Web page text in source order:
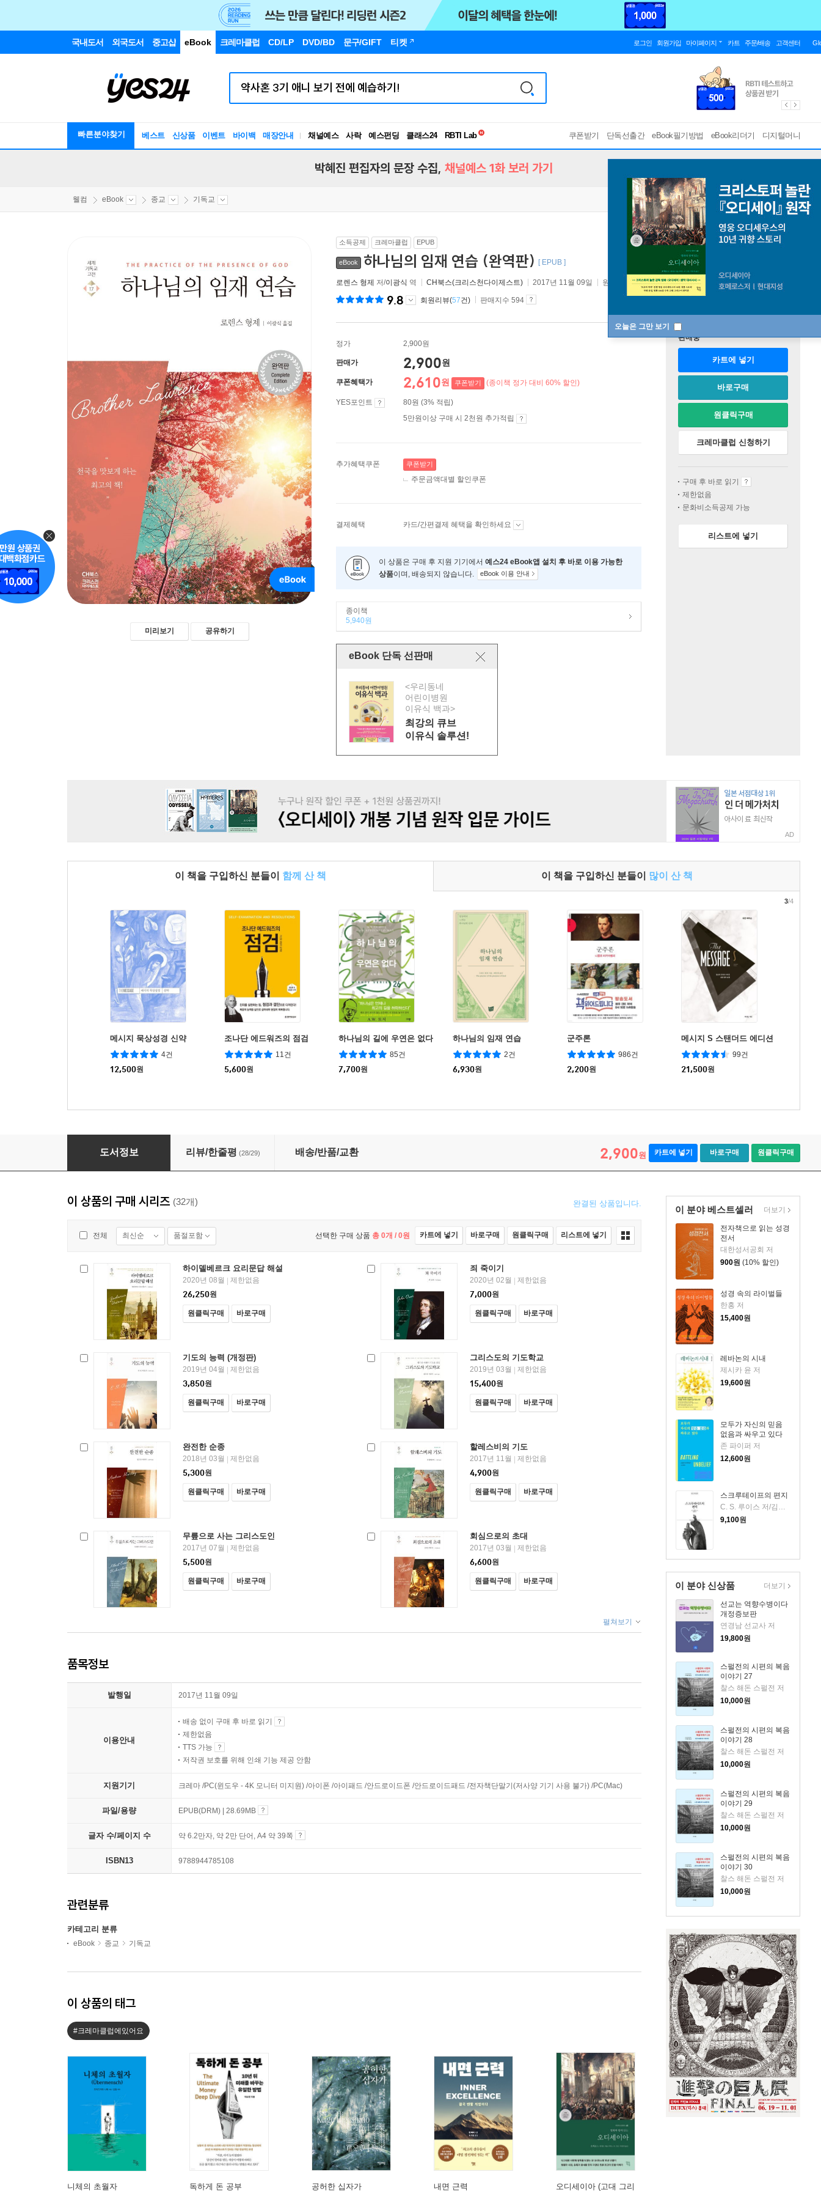
국내도서 외국도서 중고샵 eBook 크레마클럽 CD/LP DVD/BD 문구/GIFT 티켓 로그인 회원가입 마이페이지 카트 주문/배송 고객센터
빠른분야찾기 베스트 신상품 이벤트 바이백 매장안내 채널예스 사락 예스펀딩 클래스24
RBTI Lab
독서유형검사
쿠폰받기 단독선출간 eBook필기방법 eBook리더기 디지털머니
오늘은 그만 보기
박혜진 편집자의 문장 수집, 채널예스 1화 보러 가기
웰컴 eBook 종교 기독교
미리보기 공유하기
소득공제 크레마클럽 EPUB
eBook 하나님의 임재 연습 (완역판) [ EPUB ]
로렌스 형제 저/이광식 역 CH북스(크리스천다이제스트) 2017년 11월 09일 원서 : The Practice of the Presence of God
9.8 회원리뷰(57건) 판매지수 594
정가 2,900원
판매가 2,900원
쿠폰혜택가 2,610원 쿠폰받기 (종이책 정가 대비 60% 할인)
YES포인트
80원 (3% 적립)
5만원이상 구매 시 2천원 추가적립
추가혜택쿠폰 쿠폰받기
주문금액대별 할인쿠폰
결제혜택 카드/간편결제 혜택을 확인하세요
이 상품은 구매 후 지원 기기에서 예스24 eBook앱 설치 후 바로 이용 가능한
상품이며, 배송되지 않습니다. eBook 이용 안내
종이책
5,940원
eBook 단독 선판매
<우리동네
어린이병원
이유식 백과>
최강의 큐브
이유식 솔루션!
판매중
카트에 넣기
바로구매
원클릭구매
크레마클럽 신청하기
구매 후 바로 읽기
제한없음
문화비소득공제 가능
리스트에 넣기
AD
이 책을 구입하신 분들이 함께 산 책 이 책을 구입하신 분들이 많이 산 책
메시지 묵상성경 신약
4건
12,500원
조나단 에드워즈의 점검
11건
5,600원
하나님의 길에 우연은 없다
85건
7,700원
하나님의 임재 연습
2건
6,930원
군주론
986건
2,200원
메시지 S 스탠더드 에디션
99건
21,500원
3/4
하나님의 임재 연습 (완역판)
도서정보 리뷰/한줄평 (28/29) 배송/반품/교환 2,900원 카트에 넣기 바로구매 원클릭구매
이 분야 베스트셀러
전자책으로 읽는 성경
전서
대한성서공회 저
900원 (10% 할인)
성경 속의 라이벌들
한홍 저
15,400원
레바논의 시내
제시카 윤 저
19,600원
모두가 자신의 믿음
없음과 싸우고 있다
존 파이퍼 저
12,600원
스크루테이프의 편지
9,100원
더보기
이 분야 신상품
선교는 역향수병이다
개정증보판
연경남 선교사 저
19,800원
스펄전의 시편의 복음
이야기 27
찰스 해돈 스펄전 저
10,000원
스펄전의 시편의 복음
이야기 28
찰스 해돈 스펄전 저
10,000원
스펄전의 시편의 복음
이야기 29
찰스 해돈 스펄전 저
10,000원
스펄전의 시편의 복음
이야기 30
찰스 해돈 스펄전 저
10,000원
더보기
이 상품의 구매 시리즈 (32개) 완결된 상품입니다.
전체 최신순 품절포함 선택한 구매 상품 총 0개 / 0원 카트에 넣기 바로구매 원클릭구매 리스트에 넣기
하이델베르크 요리문답 해설
2020년 08월
제한없음
26,250원
원클릭구매 바로구매
죄 죽이기
2020년 02월
제한없음
7,000원
원클릭구매 바로구매
기도의 능력 (개정판)
2019년 04월
제한없음
3,850원
원클릭구매 바로구매
그리스도의 기도학교
2019년 03월
제한없음
15,400원
원클릭구매 바로구매
완전한 순종
2018년 03월
제한없음
5,300원
원클릭구매 바로구매
할레스비의 기도
2017년 11월
제한없음
4,900원
원클릭구매 바로구매
무릎으로 사는 그리스도인
2017년 07월
제한없음
5,500원
원클릭구매 바로구매
회심으로의 초대
2017년 03월
제한없음
6,600원
원클릭구매 바로구매
펼쳐보기
품목정보
발행일 2017년 11월 09일
이용안내
배송 없이 구매 후 바로 읽기
제한없음
TTS 가능
저작권 보호를 위해 인쇄 기능 제공 안함
지원기기 크레마 /PC(윈도우 - 4K 모니터 미지원) /아이폰 /아이패드 /안드로이드폰 /안드로이드패드 /전자책단말기(저사양 기기 사용 불가) /PC(Mac)
파일/용량 EPUB(DRM) | 28.69MB
글자 수/페이지 수 약 6.2만자, 약 2만 단어, A4 약 39쪽
ISBN13 9788944785108
관련분류
카테고리 분류
eBook 종교 기독교
이 상품의 태그
#크레마클럽에있어요
니체의 초월자 독하게 돈 공부 공허한 십자가 내면 근력 오디세이아 (고대 그리